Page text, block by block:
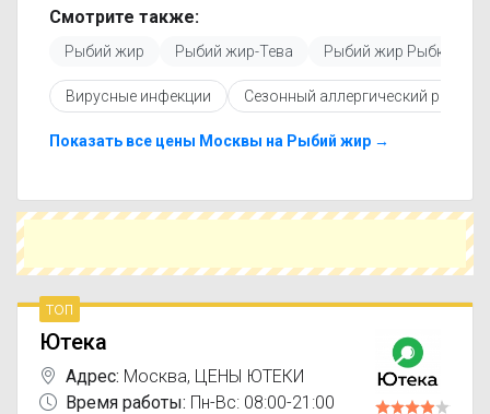
только актуальные данные.
Перед покупкой рекомендуется ознакомиться с
инструкцией по применению, показаниями и
противопоказаниями. При необходимости вы
можете подобрать аналоги Рыбий жир Меллер
доступной ценой.
предложения. Это поможет сэкономить время
Смотрите также:
Рыбий жир Рыбий жир-Тева Рыбий жир Рыбка
Вирусные инфекции Сезонный аллергический ринит
Показать все цены Москвы на Рыбий жир →
топ
Ютека
Адрес: Москва, ЦЕНЫ ЮТЕКИ
Время работы: Пн-Вс: 08:00-21:00